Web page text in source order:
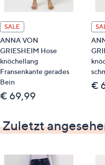
SALE
ANNA VON
GRIESHEIM Hose
knöchellang
Fransenkante gerades
Bein
€ 69,99
€
Zuletzt